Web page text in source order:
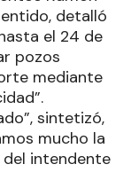
detalló
el 24 de
pozos
mediante
sintetizó,
mucho la
del intendente